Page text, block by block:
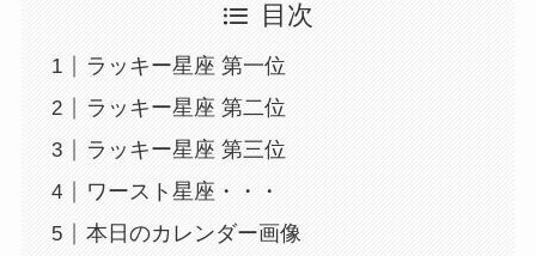
目次
ラッキー星座 第一位
ラッキー星座 第二位
ラッキー星座 第三位
ワースト星座・・・
本日のカレンダー画像